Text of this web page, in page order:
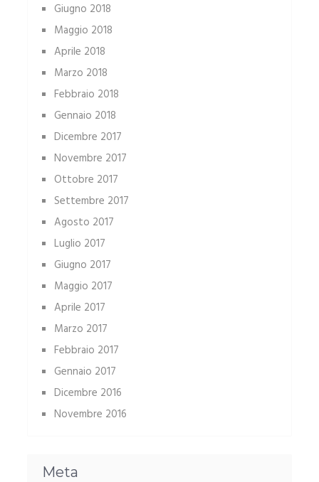
Giugno 2018
Maggio 2018
Aprile 2018
Marzo 2018
Febbraio 2018
Gennaio 2018
Dicembre 2017
Novembre 2017
Ottobre 2017
Settembre 2017
Agosto 2017
Luglio 2017
Giugno 2017
Maggio 2017
Aprile 2017
Marzo 2017
Febbraio 2017
Gennaio 2017
Dicembre 2016
Novembre 2016
Meta